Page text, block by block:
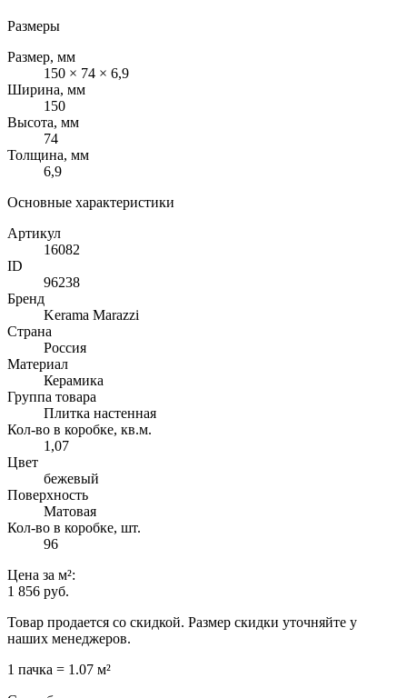
Размеры
Размер, мм
150 × 74 × 6,9
Ширина, мм
150
Высота, мм
74
Толщина, мм
6,9
Основные характеристики
Артикул
16082
ID
96238
Бренд
Kerama Marazzi
Страна
Россия
Материал
Керамика
Группа товара
Плитка настенная
Кол-во в коробке, кв.м.
1,07
Цвет
бежевый
Поверхность
Матовая
Кол-во в коробке, шт.
96
Цена за м²:
1 856 руб.
Товар продается со скидкой. Размер скидки уточняйте у
наших менеджеров.
1 пачка = 1.07 м²